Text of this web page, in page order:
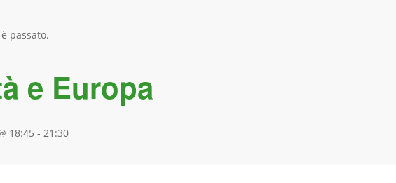
passato.
e Europa
18:45 - 21:30